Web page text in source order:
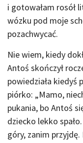
i gotowałam rosół
wózku pod moje
pozachwycać.
Nie wiem, kiedy
Antoś skończył
powiedziała kiedyś
piórko: „Mamo,
pukania, bo Antoś
dziecko lekko
góry, zanim przyjdę.